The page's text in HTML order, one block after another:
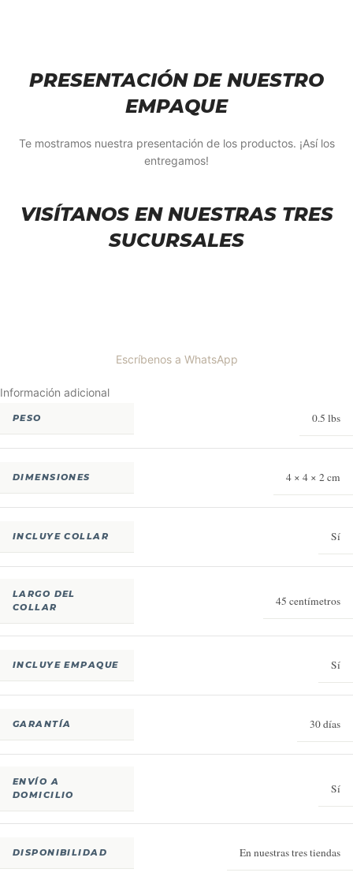
PRESENTACIÓN DE NUESTRO
EMPAQUE
Te mostramos nuestra presentación de los productos. ¡Así los
entregamos!
VISÍTANOS EN NUESTRAS TRES
SUCURSALES
Escríbenos a WhatsApp
Información adicional
PESO 0.5 lbs
DIMENSIONES 4 × 4 × 2 cm
INCLUYE COLLAR Sí
LARGO DEL
COLLAR
45 centímetros
INCLUYE EMPAQUE Sí
GARANTÍA 30 días
ENVÍO A
DOMICILIO
Sí
DISPONIBILIDAD En nuestras tres tiendas